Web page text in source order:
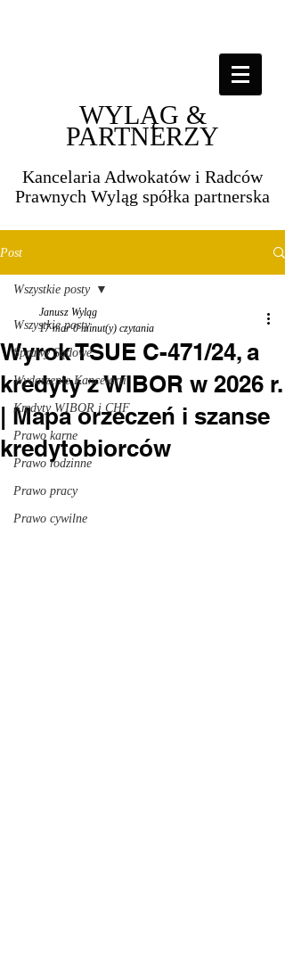
WYLĄG &
PARTNERZY
Kancelaria Adwokatów i Radców
Prawnych Wyląg spółka partnerska​​
Post
Wszystkie posty
Sprawy Sądowe
Wydarzenie Kancelarii
Kredyty WIBOR i CHF
Prawo karne
Prawo rodzinne
Prawo pracy
Prawo cywilne
Wszystkie posty
Wyrok TSUE C-471/24, a
kredyty z WIBOR w 2026 r.
| Mapa orzeczeń i szanse
kredytobiorców
Janusz Wyląg
17 mar 0 minut(y) czytania